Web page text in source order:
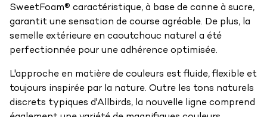
SweetFoam® caractéristique, à base de canne à sucre,
garantit une sensation de course agréable. De plus, la
semelle extérieure en caoutchouc naturel a été
perfectionnée pour une adhérence optimisée.
L'approche en matière de couleurs est fluide, flexible et
toujours inspirée par la nature. Outre les tons naturels
discrets typiques d'Allbirds, la nouvelle ligne comprend